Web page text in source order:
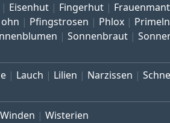
Eisenhut Fingerhut
Pfingstrosen Phlox Primeln
Sonnenbraut
Lauch Lilien Narzissen
Winden Wisterien